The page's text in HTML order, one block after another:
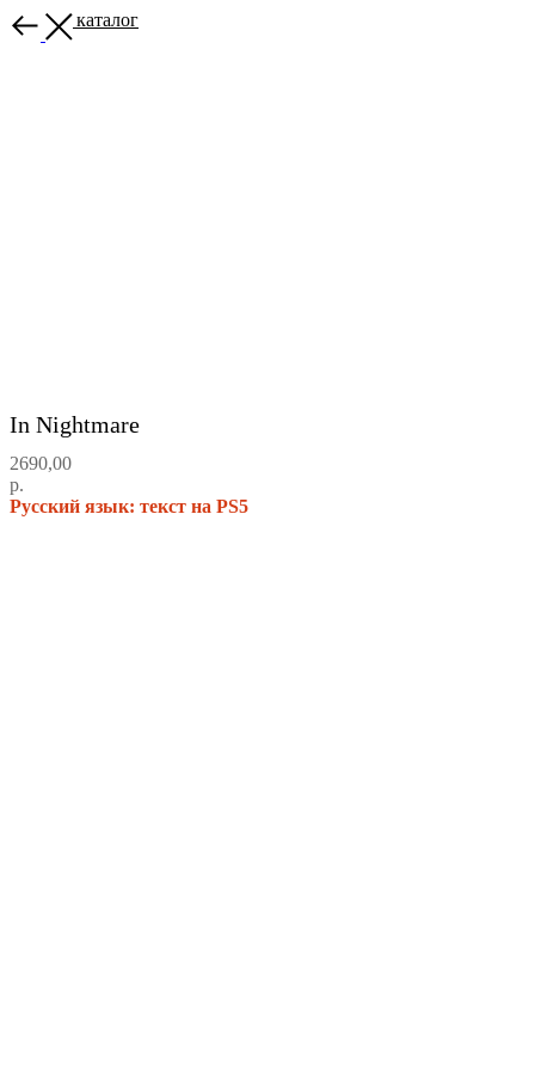
Назад в каталог
In Nightmare
2690,00
р.
Русский язык: текст на PS5